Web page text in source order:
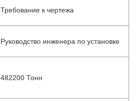
Требование к чертежа
Руководство инженера по установке
482200 Тонн